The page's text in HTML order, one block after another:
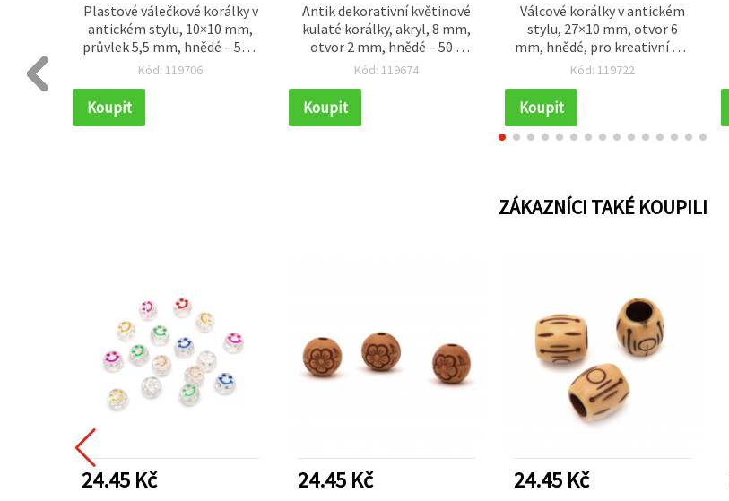
Plastové válečkové korálky v
antickém stylu, 10×10 mm,
průvlek 5,5 mm, hnědé – 50 g
(cca 110 ks)
Kód: 119706
Koupit
Antik dekorativní květinové
kulaté korálky, akryl, 8 mm,
otvor 2 mm, hnědé – 50 g
(~135 ks)
Kód: 119674
Koupit
Válcové korálky v antickém
stylu, 27×10 mm, otvor 6
mm, hnědé, pro kreativní DIY
tvoření a výrobu šperků – 50
Kód: 119722
Koupit
ZÁKAZNÍCI TAKÉ KOUPILI
24.45 Kč 24.45 Kč 24.45 Kč